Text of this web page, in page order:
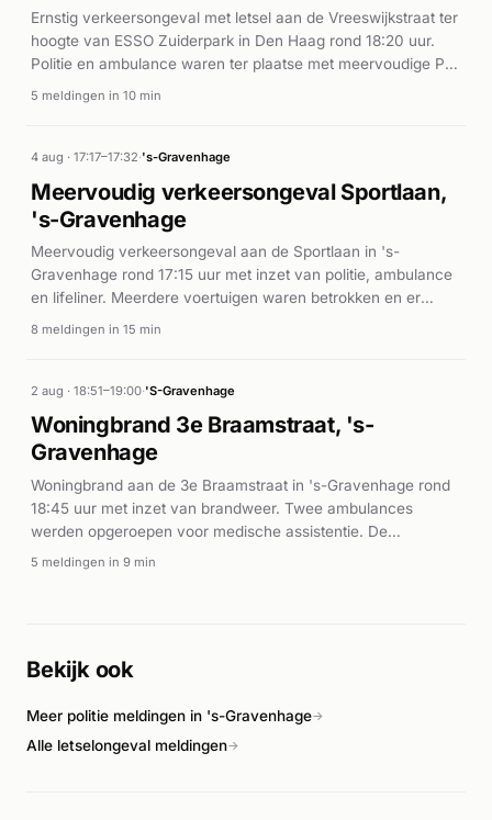
Ernstig verkeersongeval met letsel aan de Vreeswijkstraat ter
hoogte van ESSO Zuiderpark in Den Haag rond 18:20 uur.
Politie en ambulance waren ter plaatse met meervoudige P1-
prioriteiten.
5 meldingen in 10 min
4 aug · 17:17–17:32·'s-Gravenhage
Meervoudig verkeersongeval Sportlaan,
's-Gravenhage
Meervoudig verkeersongeval aan de Sportlaan in 's-
Gravenhage rond 17:15 uur met inzet van politie, ambulance
en lifeliner. Meerdere voertuigen waren betrokken en er
vielen gewonden, waarop spoedeisende medische zorg
8 meldingen in 15 min
2 aug · 18:51–19:00·'S-Gravenhage
Woningbrand 3e Braamstraat, 's-
Gravenhage
Woningbrand aan de 3e Braamstraat in 's-Gravenhage rond
18:45 uur met inzet van brandweer. Twee ambulances
werden opgeroepen voor medische assistentie. De
brandweer zette meerdere eenheden in op de P1-melding.
5 meldingen in 9 min
Bekijk ook
Meer politie meldingen in 's-Gravenhage→
Alle letselongeval meldingen→